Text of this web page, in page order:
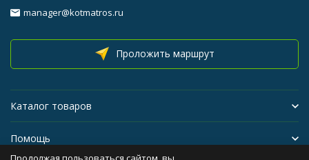
manager@kotmatros.ru
Проложить маршрут
Каталог товаров
Помощь